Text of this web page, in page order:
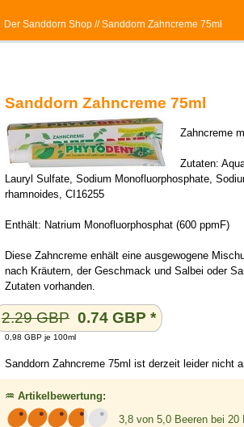
Der Sanddorn Shop // Sanddorn Zahncreme 75ml
Sanddorn Zahncreme 75ml
Zahncreme
Zutaten:
Lauryl Sulfate, Sodium Monofluorphosphate,
rhamnoides, CI16255
Enthält: Natrium Monofluorphosphat (600 ppmF)
Diese Zahncreme enhält eine ausgewogene
nach Kräutern, der Geschmack und Salbei oder
Zutaten vorhanden.
2.29 GBP 0.74 GBP *
0,98 GBP je 100ml
Sanddorn Zahncreme 75ml ist derzeit leider nicht
♒ Artikelbewertung:
3,8von 5,0 Beeren bei 20